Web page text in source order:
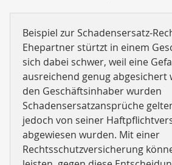
Beispiel zur Schadensersatz-
Ehepartner stürtzt in einem
sich dabei schwer, weil eine
ausreichend genug abgesichert
den Geschäftsinhaber wurden
Schadensersatzansprüche
jedoch von seiner
abgewiesen wurden. Mit einer
Rechtsschutzversicherung